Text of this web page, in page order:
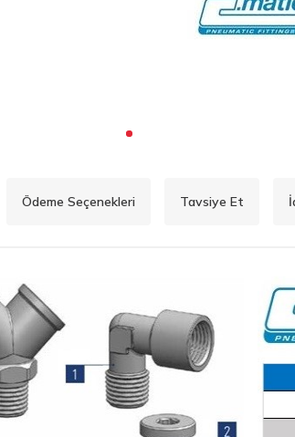
Ödeme Seçenekleri Tavsiye Et